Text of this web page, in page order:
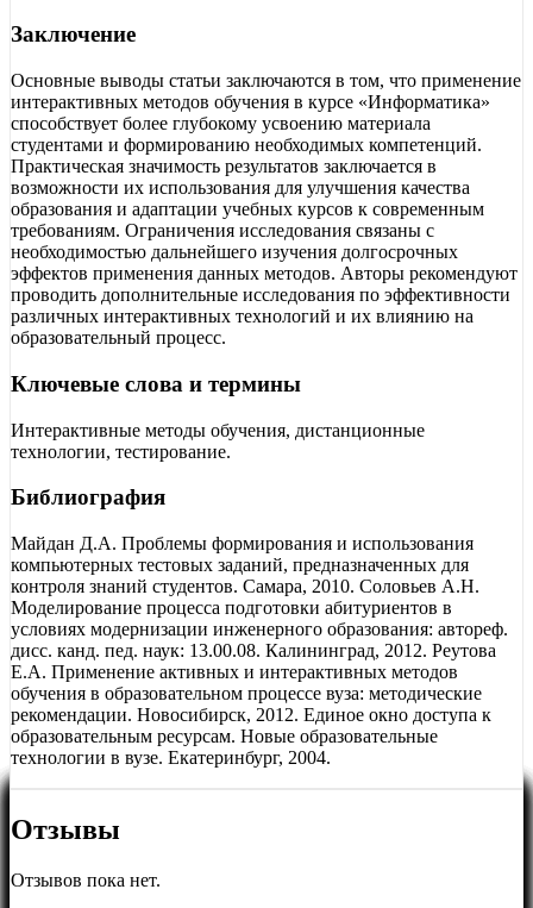
Заключение
Основные выводы статьи заключаются в том, что применение
интерактивных методов обучения в курсе «Информатика»
способствует более глубокому усвоению материала
студентами и формированию необходимых компетенций.
Практическая значимость результатов заключается в
возможности их использования для улучшения качества
образования и адаптации учебных курсов к современным
требованиям. Ограничения исследования связаны с
необходимостью дальнейшего изучения долгосрочных
эффектов применения данных методов. Авторы рекомендуют
проводить дополнительные исследования по эффективности
различных интерактивных технологий и их влиянию на
образовательный процесс.
Ключевые слова и термины
Интерактивные методы обучения, дистанционные
технологии, тестирование.
Библиография
Майдан Д.А. Проблемы формирования и использования
компьютерных тестовых заданий, предназначенных для
контроля знаний студентов. Самара, 2010. Соловьев А.Н.
Моделирование процесса подготовки абитуриентов в
условиях модернизации инженерного образования: автореф.
дисс. канд. пед. наук: 13.00.08. Калининград, 2012. Реутова
Е.А. Применение активных и интерактивных методов
обучения в образовательном процессе вуза: методические
рекомендации. Новосибирск, 2012. Единое окно доступа к
образовательным ресурсам. Новые образовательные
технологии в вузе. Екатеринбург, 2004.
Отзывы
Отзывов пока нет.